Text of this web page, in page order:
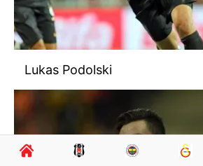
Lukas Podolski